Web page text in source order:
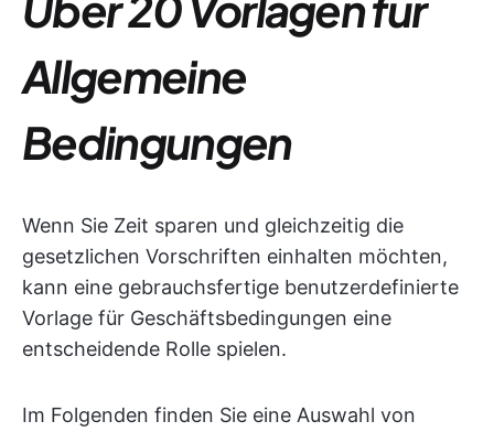
Allgemeine
Bedingungen
Wenn Sie Zeit sparen und gleichzeitig die
gesetzlichen Vorschriften einhalten möchten,
kann eine gebrauchsfertige benutzerdefinierte
Vorlage für Geschäftsbedingungen eine
entscheidende Rolle spielen.
Im Folgenden finden Sie eine Auswahl von